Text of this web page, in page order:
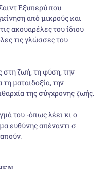
Εξυπερύ που
από μικρούς και
ακουαρέλες του ίδιου
τις γλώσσες του
ζωή, τη φύση, την
τη ματαιδοξία, την
της σύγχρονης ζωής.
του -όπως λέει κι ο
ευθύνης απέναντι σ